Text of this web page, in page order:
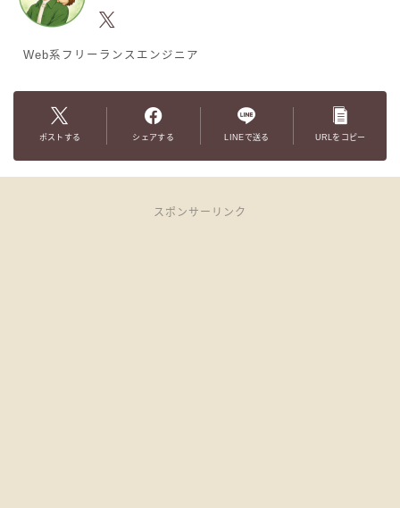
Web系フリーランスエンジニア
ポストする シェアする LINEで送る URLをコピー
スポンサーリンク